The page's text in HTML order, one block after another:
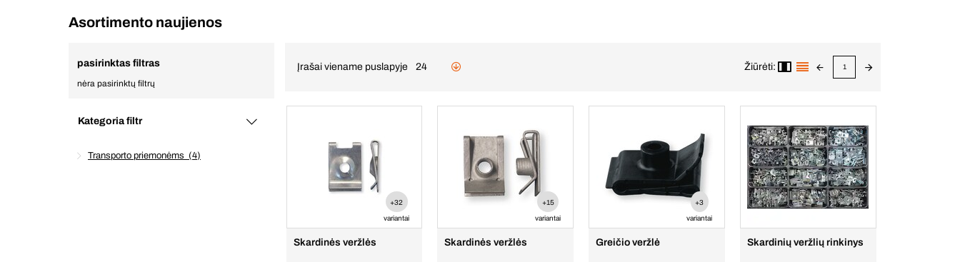
Asortimento naujienos
pasirinktas filtras
nėra pasirinktų filtrų
Kategoria filtr
Transporto priemonėms 4
Įrašai viename puslapyje 24 Žiūrėti: 1
+32
variantai
Skardinės veržlės
+15
variantai
Skardinės veržlės
+3
variantai
Greičio veržlė Skardinių veržlių rinkinys